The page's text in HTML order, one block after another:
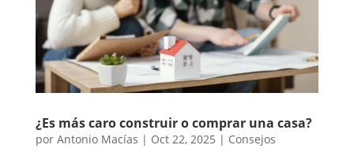
¿Es más caro construir o comprar una casa?
por Antonio Macías | Oct 22, 2025 | Consejos